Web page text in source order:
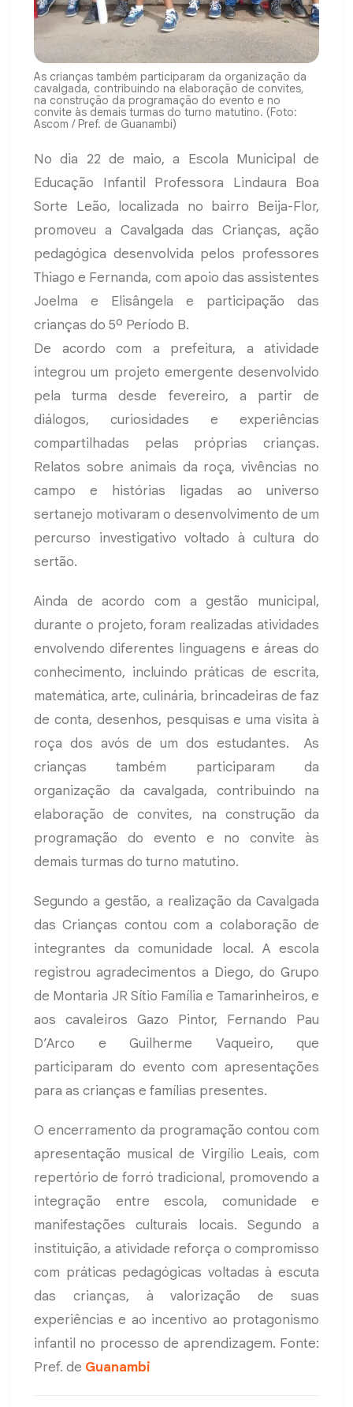
As crianças também participaram da organização da
cavalgada, contribuindo na elaboração de convites,
na construção da programação do evento e no
convite às demais turmas do turno matutino. (Foto:
Ascom / Pref. de Guanambi)
No dia 22 de maio, a Escola Municipal de
Educação Infantil Professora Lindaura Boa
Sorte Leão, localizada no bairro Beija-Flor,
promoveu a Cavalgada das Crianças, ação
pedagógica desenvolvida pelos professores
Thiago e Fernanda, com apoio das assistentes
Joelma e Elisângela e participação das
crianças do 5º Período B.
De acordo com a prefeitura, a atividade
integrou um projeto emergente desenvolvido
pela turma desde fevereiro, a partir de
diálogos, curiosidades e experiências
compartilhadas pelas próprias crianças.
Relatos sobre animais da roça, vivências no
campo e histórias ligadas ao universo
sertanejo motivaram o desenvolvimento de um
percurso investigativo voltado à cultura do
sertão.
Ainda de acordo com a gestão municipal,
durante o projeto, foram realizadas atividades
envolvendo diferentes linguagens e áreas do
conhecimento, incluindo práticas de escrita,
matemática, arte, culinária, brincadeiras de faz
de conta, desenhos, pesquisas e uma visita à
roça dos avós de um dos estudantes. As
crianças também participaram da
organização da cavalgada, contribuindo na
elaboração de convites, na construção da
programação do evento e no convite às
demais turmas do turno matutino.
Segundo a gestão, a realização da Cavalgada
das Crianças contou com a colaboração de
integrantes da comunidade local. A escola
registrou agradecimentos a Diego, do Grupo
de Montaria JR Sítio Família e Tamarinheiros, e
aos cavaleiros Gazo Pintor, Fernando Pau
D’Arco e Guilherme Vaqueiro, que
participaram do evento com apresentações
para as crianças e famílias presentes.
O encerramento da programação contou com
apresentação musical de Virgílio Leais, com
repertório de forró tradicional, promovendo a
integração entre escola, comunidade e
manifestações culturais locais. Segundo a
instituição, a atividade reforça o compromisso
com práticas pedagógicas voltadas à escuta
das crianças, à valorização de suas
experiências e ao incentivo ao protagonismo
infantil no processo de aprendizagem. Fonte:
Pref. de Guanambi